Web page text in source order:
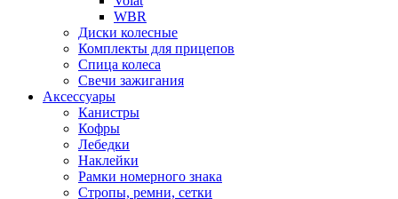
WBR
Диски колесные
Комплекты для прицепов
Спица колеса
Свечи зажигания
Аксессуары
Канистры
Кофры
Лебедки
Наклейки
Рамки номерного знака
Стропы, ремни, сетки